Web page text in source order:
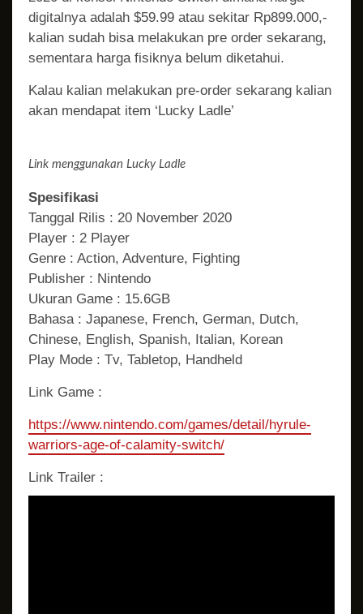
digitalnya adalah $59.99 atau sekitar Rp899.000,-
kalian sudah bisa melakukan pre order sekarang,
sementara harga fisiknya belum diketahui.
Kalau kalian melakukan pre-order sekarang kalian
akan mendapat item ‘Lucky Ladle’
Link menggunakan Lucky Ladle
Spesifikasi
Tanggal Rilis : 20 November 2020
Player : 2 Player
Genre : Action, Adventure, Fighting
Publisher : Nintendo
Ukuran Game : 15.6GB
Bahasa : Japanese, French, German, Dutch,
Chinese, English, Spanish, Italian, Korean
Play Mode : Tv, Tabletop, Handheld
Link Game :
https://www.nintendo.com/games/detail/hyrule-
warriors-age-of-calamity-switch/
Link Trailer :